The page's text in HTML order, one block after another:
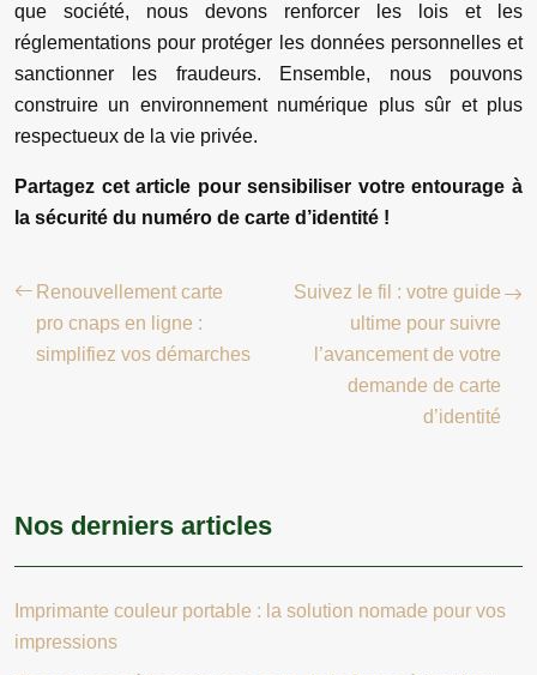
que société, nous devons renforcer les lois et les
réglementations pour protéger les données personnelles et
sanctionner les fraudeurs. Ensemble, nous pouvons
construire un environnement numérique plus sûr et plus
respectueux de la vie privée.
Partagez cet article pour sensibiliser votre entourage à
la sécurité du numéro de carte d’identité !
Renouvellement carte
pro cnaps en ligne :
simplifiez vos démarches
Suivez le fil : votre guide
ultime pour suivre
l’avancement de votre
demande de carte
d’identité
Nos derniers articles
Imprimante couleur portable : la solution nomade pour vos
impressions